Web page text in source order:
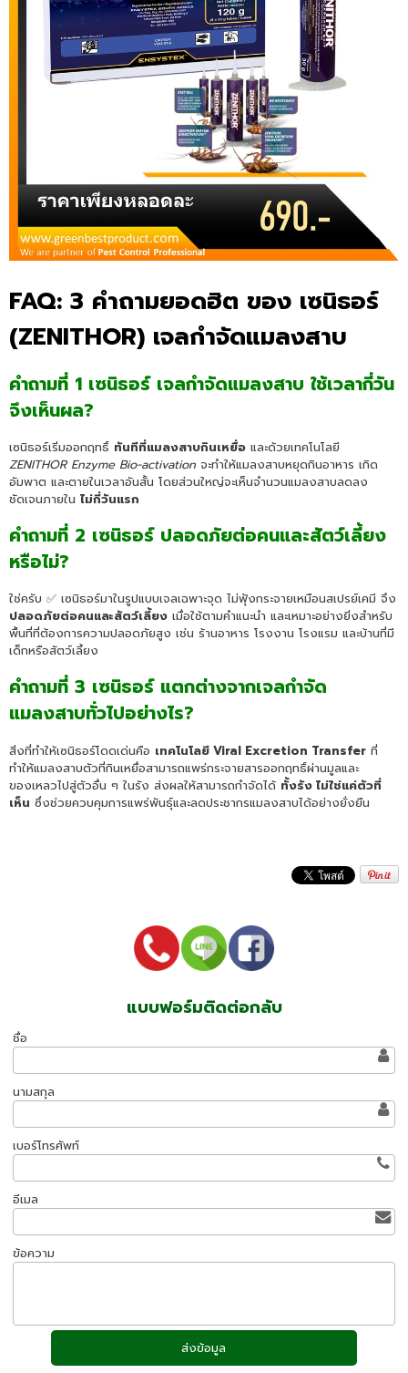
FAQ: 3 คำถามยอดฮิต ของ เซนิธอร์
(ZENITHOR) เจลกำจัดแมลงสาบ
คำถามที่ 1 เซนิธอร์ เจลกำจัดแมลงสาบ ใช้เวลากี่วัน
จึงเห็นผล?
เซนิธอร์เริ่มออกฤทธิ์ ทันทีที่แมลงสาบกินเหยื่อ และด้วยเทคโนโลยี
ZENITHOR Enzyme Bio-activation จะทำให้แมลงสาบหยุดกินอาหาร เกิด
อัมพาต และตายในเวลาอันสั้น โดยส่วนใหญ่จะเห็นจำนวนแมลงสาบลดลง
ชัดเจนภายใน ไม่กี่วันแรก
คำถามที่ 2 เซนิธอร์ ปลอดภัยต่อคนและสัตว์เลี้ยง
หรือไม่?
ใช่ครับ ✅ เซนิธอร์มาในรูปแบบเจลเฉพาะจุด ไม่ฟุ้งกระจายเหมือนสเปรย์เคมี จึง
ปลอดภัยต่อคนและสัตว์เลี้ยง เมื่อใช้ตามคำแนะนำ และเหมาะอย่างยิ่งสำหรับ
พื้นที่ที่ต้องการความปลอดภัยสูง เช่น ร้านอาหาร โรงงาน โรงแรม และบ้านที่มี
เด็กหรือสัตว์เลี้ยง
คำถามที่ 3 เซนิธอร์ แตกต่างจากเจลกำจัด
แมลงสาบทั่วไปอย่างไร?
สิ่งที่ทำให้เซนิธอร์โดดเด่นคือ เทคโนโลยี Viral Excretion Transfer ที่
ทำให้แมลงสาบตัวที่กินเหยื่อสามารถแพร่กระจายสารออกฤทธิ์ผ่านมูลและ
ของเหลวไปสู่ตัวอื่น ๆ ในรัง ส่งผลให้สามารถกำจัดได้ ทั้งรัง ไม่ใช่แค่ตัวที่
เห็น ซึ่งช่วยควบคุมการแพร่พันธุ์และลดประชากรแมลงสาบได้อย่างยั่งยืน
แบบฟอร์มติดต่อกลับ
ชื่อ
นามสกุล
เบอร์โทรศัพท์
อีเมล
ข้อความ